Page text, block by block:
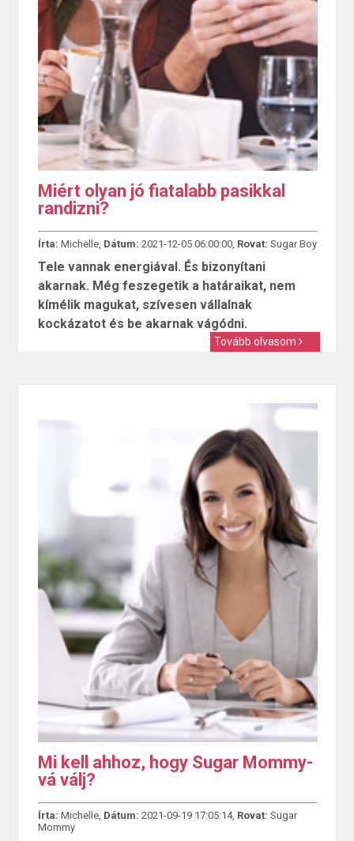
Miért olyan jó fiatalabb pasikkal
randizni?
Írta: Michelle, Dátum: 2021-12-05 06:00:00, Rovat: Sugar Boy
Tele vannak energiával. És bizonyítani
akarnak. Még feszegetik a határaikat, nem
kímélik magukat, szívesen vállalnak
kockázatot és be akarnak vágódni.
Tovább olvasom
Mi kell ahhoz, hogy Sugar Mommy-
vá válj?
Írta: Michelle, Dátum: 2021-09-19 17:05:14, Rovat: Sugar
Mommy